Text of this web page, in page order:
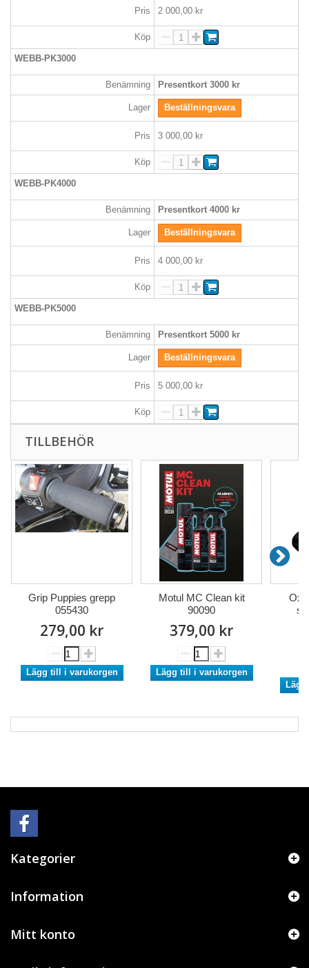
Pris 2 000,00 kr
Köp
WEBB-PK3000
Benämning Presentkort 3000 kr
Lager Beställningsvara
Pris 3 000,00 kr
Köp
WEBB-PK4000
Benämning Presentkort 4000 kr
Lager Beställningsvara
Pris 4 000,00 kr
Köp
WEBB-PK5000
Benämning Presentkort 5000 kr
Lager Beställningsvara
Pris 5 000,00 kr
Köp
TILLBEHÖR
Grip Puppies grepp
055430
279,00 kr
Lägg till i varukorgen
Motul MC Clean kit
90090
379,00 kr
Lägg till i varukorgen
Kategorier
Information
Mitt konto